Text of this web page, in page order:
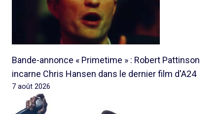
Bande-annonce « Primetime » : Robert Pattinson
incarne Chris Hansen dans le dernier film d'A24
7 août 2026